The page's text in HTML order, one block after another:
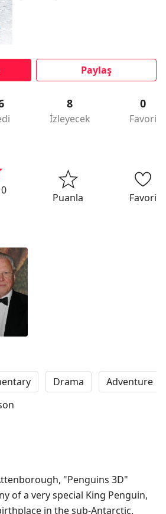
Paylaş
8
İzleyecek
0
Favori
Puanla Favori
Drama
Adventure
"Penguins 3D"
of a very special King Penguin,
in the sub-Antarctic.